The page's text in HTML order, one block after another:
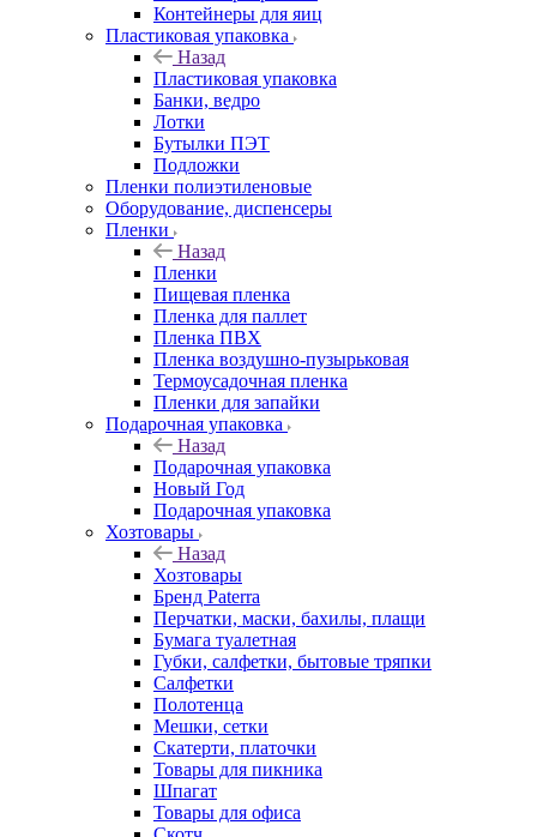
Контейнеры для яиц
Пластиковая упаковка
Назад
Пластиковая упаковка
Банки, ведро
Лотки
Бутылки ПЭТ
Подложки
Пленки полиэтиленовые
Оборудование, диспенсеры
Пленки
Назад
Пленки
Пищевая пленка
Пленка для паллет
Пленка ПВХ
Пленка воздушно-пузырьковая
Термоусадочная пленка
Пленки для запайки
Подарочная упаковка
Назад
Подарочная упаковка
Новый Год
Подарочная упаковка
Хозтовары
Назад
Хозтовары
Бренд Paterra
Перчатки, маски, бахилы, плащи
Бумага туалетная
Губки, салфетки, бытовые тряпки
Салфетки
Полотенца
Мешки, сетки
Скатерти, платочки
Товары для пикника
Шпагат
Товары для офиса